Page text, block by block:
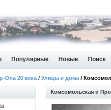
Популярные Новые Поиск
Ола 20 века / Улицы и дома /
Комсомольская и